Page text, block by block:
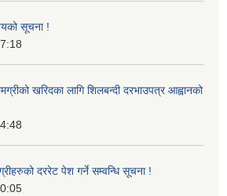
सूचना !
खरिदका लागि शिलबन्दी दरभाउपत्र आह्वानको
दररेट पेश गर्ने सम्वन्धि सूचना !